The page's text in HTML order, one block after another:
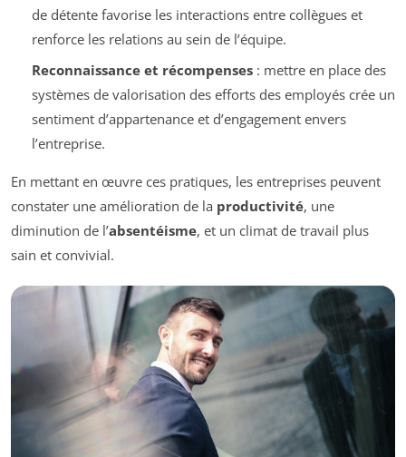
de détente favorise les interactions entre collègues et
renforce les relations au sein de l’équipe.
Reconnaissance et récompenses: mettre en place des
systèmes de valorisation des efforts des employés crée un
sentiment d’appartenance et d’engagement envers
l’entreprise.
En mettant en œuvre ces pratiques, les entreprises peuvent
constater une amélioration de la productivité, une
diminution de l’absentéisme, et un climat de travail plus
sain et convivial.